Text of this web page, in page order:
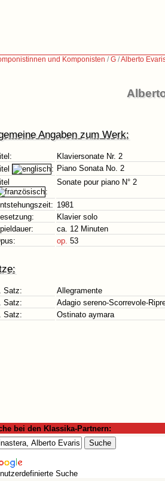
und Komponisten /G /Alberto
Angaben zum Werk:
Klaviersonate Nr. 2
: Piano Sonata No. 2
:
Sonate pour piano N° 2
1981
Klavier solo
ca. 12 Minuten
op. 53
Satz:
Allegramente
Satz:
Adagio sereno-Scorrevole-
Satz:
Ostinato aymara
bei den Klassika-Partnern:
Suche